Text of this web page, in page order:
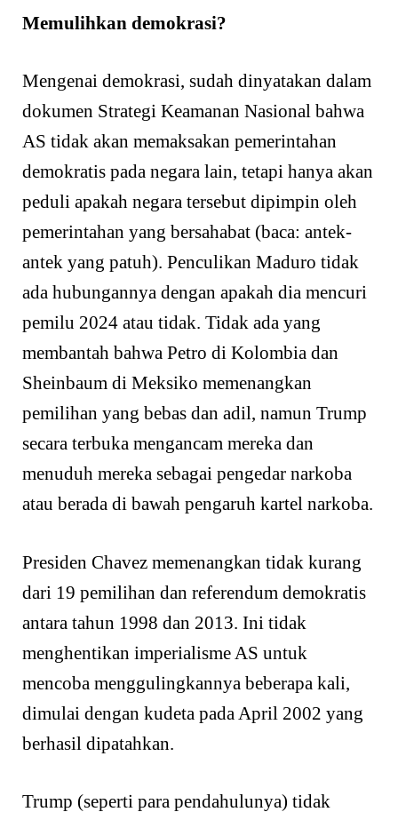
Memulihkan demokrasi?
Mengenai demokrasi, sudah dinyatakan dalam
dokumen Strategi Keamanan Nasional bahwa
AS tidak akan memaksakan pemerintahan
demokratis pada negara lain, tetapi hanya akan
peduli apakah negara tersebut dipimpin oleh
pemerintahan yang bersahabat (baca: antek-
antek yang patuh). Penculikan Maduro tidak
ada hubungannya dengan apakah dia mencuri
pemilu 2024 atau tidak. Tidak ada yang
membantah bahwa Petro di Kolombia dan
Sheinbaum di Meksiko memenangkan
pemilihan yang bebas dan adil, namun Trump
secara terbuka mengancam mereka dan
menuduh mereka sebagai pengedar narkoba
atau berada di bawah pengaruh kartel narkoba.
Presiden Chavez memenangkan tidak kurang
dari 19 pemilihan dan referendum demokratis
antara tahun 1998 dan 2013. Ini tidak
menghentikan imperialisme AS untuk
mencoba menggulingkannya beberapa kali,
dimulai dengan kudeta pada April 2002 yang
berhasil dipatahkan.
Trump (seperti para pendahulunya) tidak